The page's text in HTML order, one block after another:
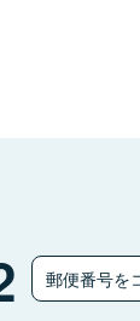
郵便番号を